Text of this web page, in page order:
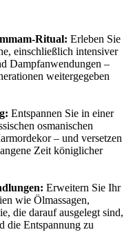
Ritual: Erleben Sie
einschließlich intensiver
Dampfanwendungen –
weitergegeben
Entspannen Sie in einer
osmanischen
– und versetzen
Zeit königlicher
Erweitern Sie Ihr
wie Ölmassagen,
die darauf ausgelegt sind,
die Entspannung zu